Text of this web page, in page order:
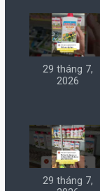
29 tháng 7,
2026
29 tháng 7,